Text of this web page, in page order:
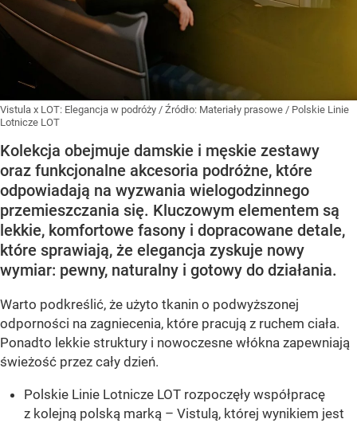
Vistula x LOT: Elegancja w podróży / Źródło: Materiały prasowe / Polskie Linie
Lotnicze LOT
Kolekcja obejmuje damskie i męskie zestawy
oraz funkcjonalne akcesoria podróżne, które
odpowiadają na wyzwania wielogodzinnego
przemieszczania się. Kluczowym elementem są
lekkie, komfortowe fasony i dopracowane detale,
które sprawiają, że elegancja zyskuje nowy
wymiar: pewny, naturalny i gotowy do działania.
Warto podkreślić, że użyto tkanin o podwyższonej
odporności na zagniecenia, które pracują z ruchem ciała.
Ponadto lekkie struktury i nowoczesne włókna zapewniają
świeżość przez cały dzień.
Polskie Linie Lotnicze LOT rozpoczęły współpracę
z kolejną polską marką – Vistulą, której wynikiem jest